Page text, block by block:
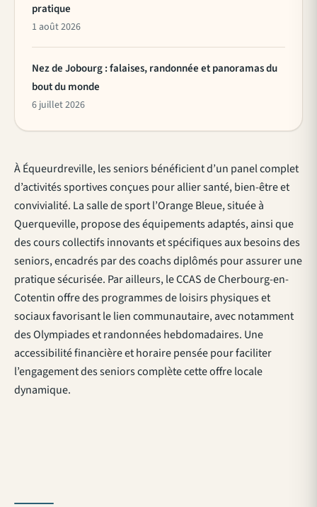
À Équeurdreville, les seniors bénéficient d’un panel complet
d’activités sportives conçues pour allier santé, bien-être et
convivialité. La salle de sport l’Orange Bleue, située à
Querqueville, propose des équipements adaptés, ainsi que
des cours collectifs innovants et spécifiques aux besoins des
seniors, encadrés par des coachs diplômés pour assurer une
pratique sécurisée. Par ailleurs, le CCAS de Cherbourg-en-
Cotentin offre des programmes de loisirs physiques et
sociaux favorisant le lien communautaire, avec notamment
des Olympiades et randonnées hebdomadaires. Une
accessibilité financière et horaire pensée pour faciliter
l’engagement des seniors complète cette offre locale
dynamique.
pratique
1 août 2026
Nez de Jobourg : falaises, randonnée et panoramas du
bout du monde
6 juillet 2026